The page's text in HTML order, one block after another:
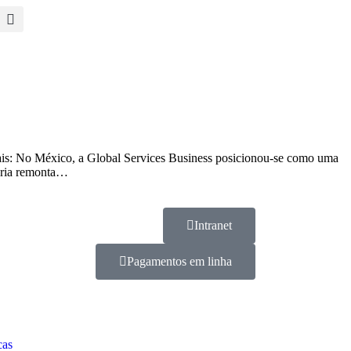
No México, a Global Services Business posicionou-se como uma
remonta…
Intranet
Pagamentos em linha